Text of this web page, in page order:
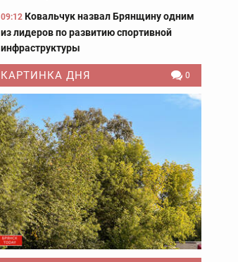
09:12 Ковальчук назвал Брянщину одним
из лидеров по развитию спортивной
инфраструктуры
КАРТИНКА ДНЯ 0